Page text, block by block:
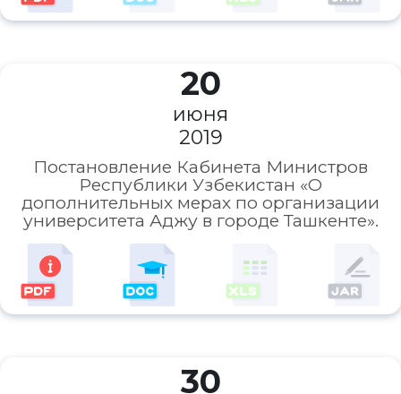
20
июня
2019
Постановление Кабинета Министров
Республики Узбекистан «О
дополнительных мерах по организации
университета Аджу в городе Ташкенте».
30